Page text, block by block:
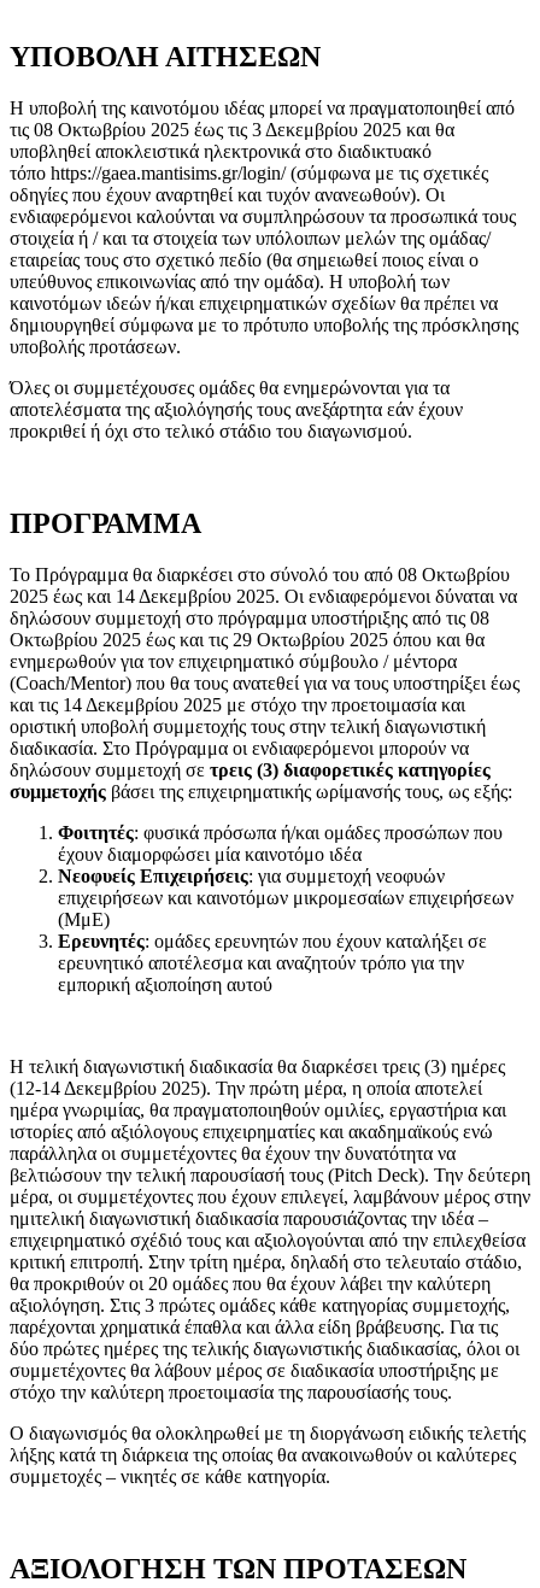
ΥΠΟΒΟΛΗ ΑΙΤΗΣΕΩΝ
Η υποβολή της καινοτόμου ιδέας μπορεί να πραγματοποιηθεί από
τις 08 Οκτωβρίου 2025 έως τις 3 Δεκεμβρίου 2025 και θα
υποβληθεί αποκλειστικά ηλεκτρονικά στο διαδικτυακό
τόπο https://gaea.mantisims.gr/login/ (σύμφωνα με τις σχετικές
οδηγίες που έχουν αναρτηθεί και τυχόν ανανεωθούν). Οι
ενδιαφερόμενοι καλούνται να συμπληρώσουν τα προσωπικά τους
στοιχεία ή / και τα στοιχεία των υπόλοιπων μελών της ομάδας/
εταιρείας τους στο σχετικό πεδίο (θα σημειωθεί ποιος είναι ο
υπεύθυνος επικοινωνίας από την ομάδα). Η υποβολή των
καινοτόμων ιδεών ή/και επιχειρηματικών σχεδίων θα πρέπει να
δημιουργηθεί σύμφωνα με το πρότυπο υποβολής της πρόσκλησης
υποβολής προτάσεων.
Όλες οι συμμετέχουσες ομάδες θα ενημερώνονται για τα
αποτελέσματα της αξιολόγησής τους ανεξάρτητα εάν έχουν
προκριθεί ή όχι στο τελικό στάδιο του διαγωνισμού.
ΠΡΟΓΡΑΜΜΑ
Το Πρόγραμμα θα διαρκέσει στο σύνολό του από 08 Οκτωβρίου
2025 έως και 14 Δεκεμβρίου 2025. Οι ενδιαφερόμενοι δύναται να
δηλώσουν συμμετοχή στο πρόγραμμα υποστήριξης από τις 08
Οκτωβρίου 2025 έως και τις 29 Οκτωβρίου 2025 όπου και θα
ενημερωθούν για τον επιχειρηματικό σύμβουλο / μέντορα
(Coach/Mentor) που θα τους ανατεθεί για να τους υποστηρίξει έως
και τις 14 Δεκεμβρίου 2025 με στόχο την προετοιμασία και
οριστική υποβολή συμμετοχής τους στην τελική διαγωνιστική
διαδικασία. Στο Πρόγραμμα οι ενδιαφερόμενοι μπορούν να
δηλώσουν συμμετοχή σε τρεις (3) διαφορετικές κατηγορίες
συμμετοχής βάσει της επιχειρηματικής ωρίμανσής τους, ως εξής:
Φοιτητές: φυσικά πρόσωπα ή/και ομάδες προσώπων που
έχουν διαμορφώσει μία καινοτόμο ιδέα
Νεοφυείς Επιχειρήσεις: για συμμετοχή νεοφυών
επιχειρήσεων και καινοτόμων μικρομεσαίων επιχειρήσεων
(ΜμΕ)
Ερευνητές: ομάδες ερευνητών που έχουν καταλήξει σε
ερευνητικό αποτέλεσμα και αναζητούν τρόπο για την
εμπορική αξιοποίηση αυτού
Η τελική διαγωνιστική διαδικασία θα διαρκέσει τρεις (3) ημέρες
(12-14 Δεκεμβρίου 2025). Την πρώτη μέρα, η οποία αποτελεί
ημέρα γνωριμίας, θα πραγματοποιηθούν ομιλίες, εργαστήρια και
ιστορίες από αξιόλογους επιχειρηματίες και ακαδημαϊκούς ενώ
παράλληλα οι συμμετέχοντες θα έχουν την δυνατότητα να
βελτιώσουν την τελική παρουσίασή τους (Pitch Deck). Την δεύτερη
μέρα, οι συμμετέχοντες που έχουν επιλεγεί, λαμβάνουν μέρος στην
ημιτελική διαγωνιστική διαδικασία παρουσιάζοντας την ιδέα –
επιχειρηματικό σχέδιό τους και αξιολογούνται από την επιλεχθείσα
κριτική επιτροπή. Στην τρίτη ημέρα, δηλαδή στο τελευταίο στάδιο,
θα προκριθούν οι 20 ομάδες που θα έχουν λάβει την καλύτερη
αξιολόγηση. Στις 3 πρώτες ομάδες κάθε κατηγορίας συμμετοχής,
παρέχονται χρηματικά έπαθλα και άλλα είδη βράβευσης. Για τις
δύο πρώτες ημέρες της τελικής διαγωνιστικής διαδικασίας, όλοι οι
συμμετέχοντες θα λάβουν μέρος σε διαδικασία υποστήριξης με
στόχο την καλύτερη προετοιμασία της παρουσίασής τους.
Ο διαγωνισμός θα ολοκληρωθεί με τη διοργάνωση ειδικής τελετής
λήξης κατά τη διάρκεια της οποίας θα ανακοινωθούν οι καλύτερες
συμμετοχές – νικητές σε κάθε κατηγορία.
ΑΞΙΟΛΟΓΗΣΗ ΤΩΝ ΠΡΟΤΑΣΕΩΝ